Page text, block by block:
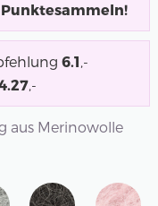
6.1,-
,-
aus Merinowolle